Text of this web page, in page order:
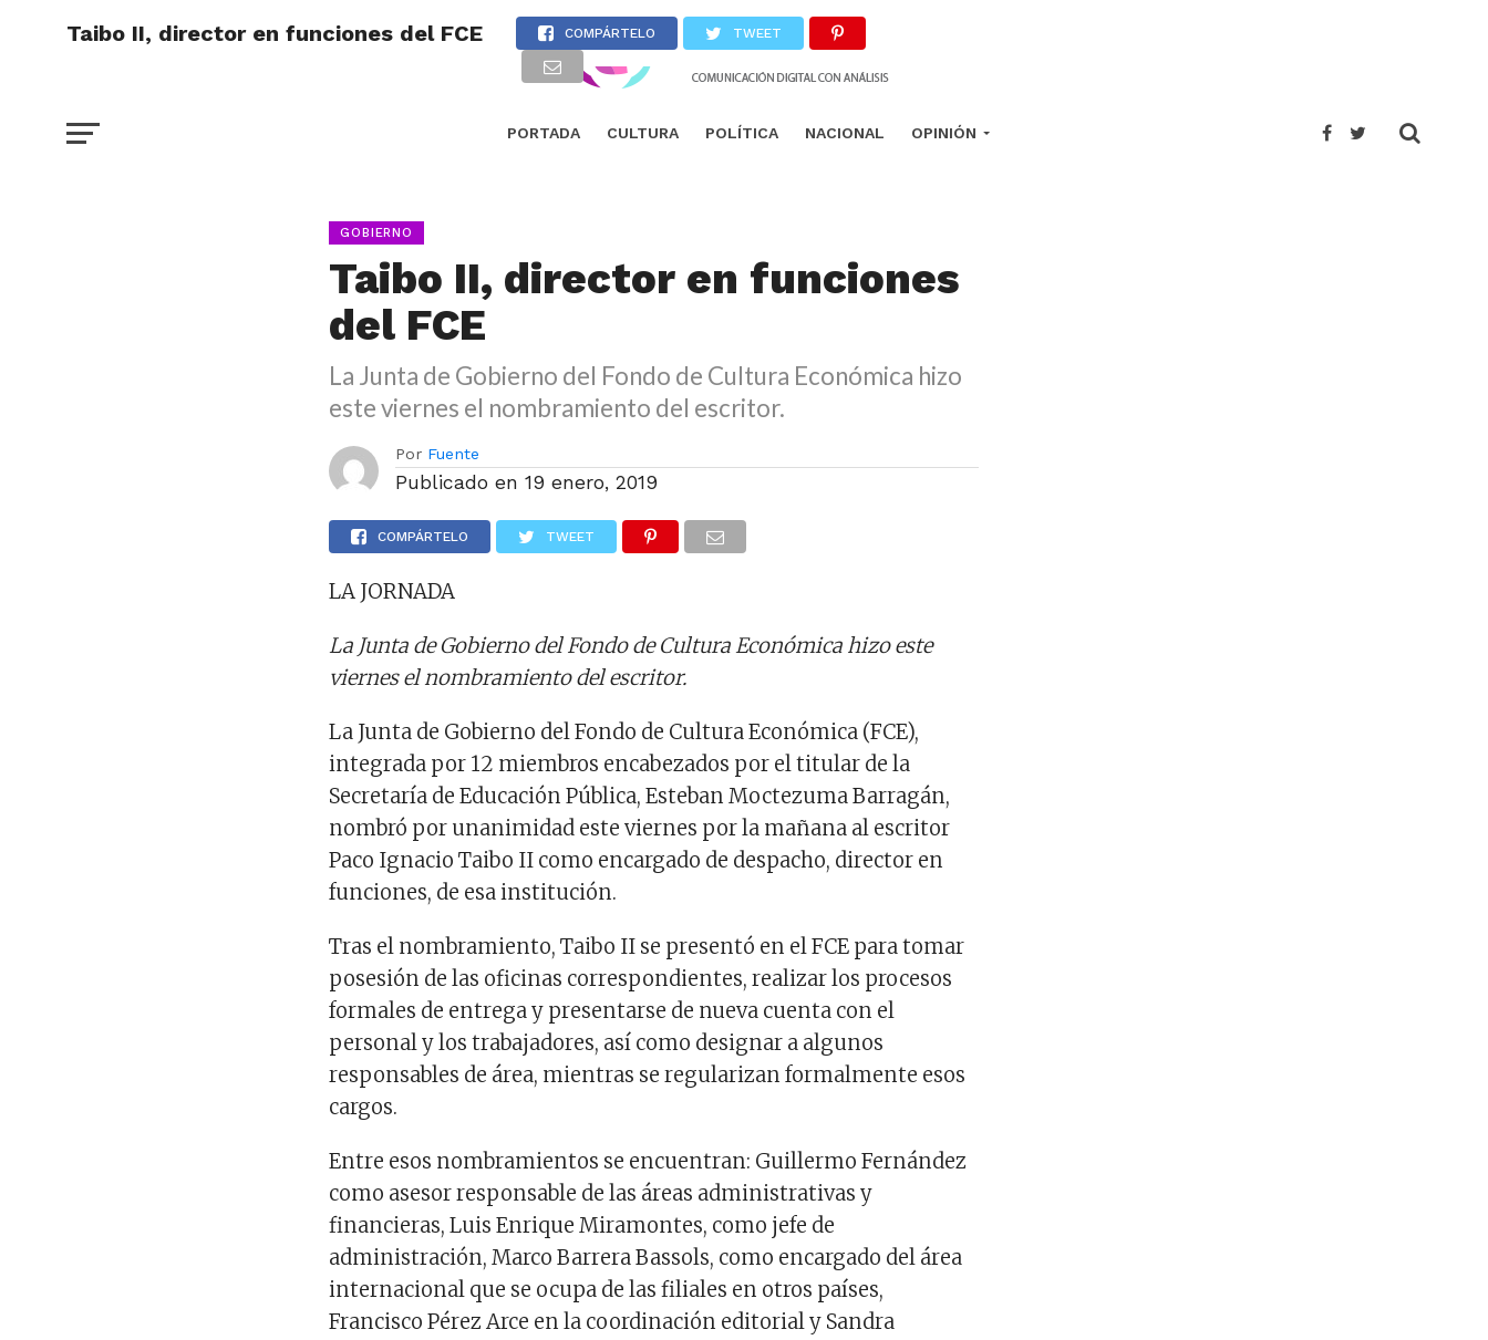
PORTADA CULTURA POLÍTICA NACIONAL OPINIÓN
Taibo II, director en funciones del FCE COMPÁRTELO TWEET
GOBIERNO
Taibo II, director en funciones
del FCE
La Junta de Gobierno del Fondo de Cultura Económica hizo
este viernes el nombramiento del escritor.
Por Fuente
Publicado en 19 enero, 2019
COMPÁRTELO TWEET
LA JORNADA
La Junta de Gobierno del Fondo de Cultura Económica hizo este
viernes el nombramiento del escritor.
La Junta de Gobierno del Fondo de Cultura Económica (FCE),
integrada por 12 miembros encabezados por el titular de la
Secretaría de Educación Pública, Esteban Moctezuma Barragán,
nombró por unanimidad este viernes por la mañana al escritor
Paco Ignacio Taibo II como encargado de despacho, director en
funciones, de esa institución.
Tras el nombramiento, Taibo II se presentó en el FCE para tomar
posesión de las oficinas correspondientes, realizar los procesos
formales de entrega y presentarse de nueva cuenta con el
personal y los trabajadores, así como designar a algunos
responsables de área, mientras se regularizan formalmente esos
cargos.
Entre esos nombramientos se encuentran: Guillermo Fernández
como asesor responsable de las áreas administrativas y
financieras, Luis Enrique Miramontes, como jefe de
administración, Marco Barrera Bassols, como encargado del área
internacional que se ocupa de las filiales en otros países,
Francisco Pérez Arce en la coordinación editorial y Sandra